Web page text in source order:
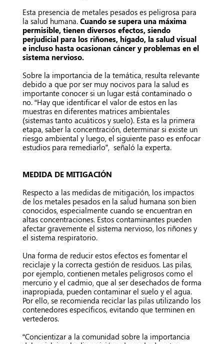
Esta presencia de metales pesados es peligrosa para
la salud humana. Cuando se supera una máxima
permisible, tienen diversos efectos, siendo
perjudicial para los riñones, hígado, la salud visual
e incluso hasta ocasionan cáncer y problemas en el
sistema nervioso.
Sobre la importancia de la temática, resulta relevante
debido a que por ser muy nocivos para la salud es
importante conocer si un lugar está contaminado o
no. “Hay que identificar el valor de estos en las
muestras en diferentes matrices ambientales
(sistemas tanto acuáticos y suelo). Esta es la primera
etapa, saber la concentración, determinar si existe un
riesgo ambiental y luego, el siguiente paso es enfocar
estudios para remediarlo”, señaló la experta.
MEDIDA DE MITIGACIÓN
Respecto a las medidas de mitigación, los impactos
de los metales pesados en la salud humana son bien
conocidos, especialmente cuando se encuentran en
altas concentraciones. Estos contaminantes pueden
afectar gravemente el sistema nervioso, los riñones y
el sistema respiratorio.
Una forma de reducir estos efectos es fomentar el
reciclaje y la correcta gestión de residuos. Las pilas,
por ejemplo, contienen metales peligrosos como el
mercurio y el cadmio, que al ser desechados de forma
inapropiada, pueden contaminar el suelo y el agua.
Por ello, se recomienda reciclar las pilas utilizando los
contenedores específicos, evitando que terminen en
vertederos.
“Concientizar a la comunidad sobre la importancia